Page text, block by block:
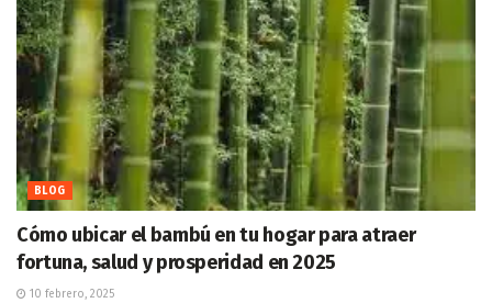
BLOG
Cómo ubicar el bambú en tu hogar para atraer
fortuna, salud y prosperidad en 2025
10 febrero, 2025